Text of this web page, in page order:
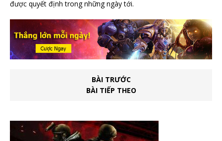
được quyết định trong những ngày tới.
BÀI TRƯỚC
BÀI TIẾP THEO